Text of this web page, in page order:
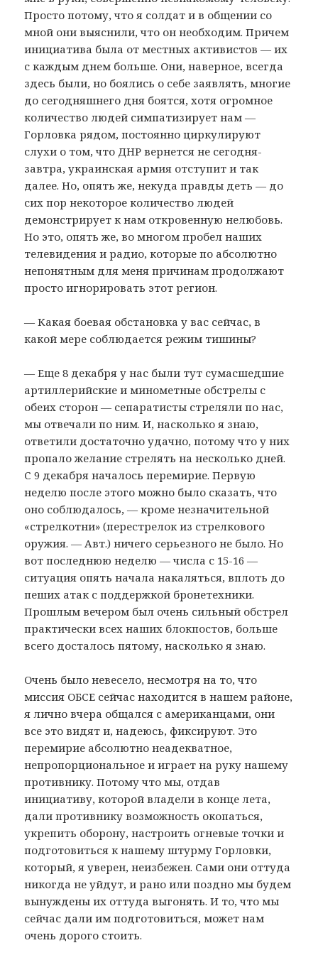
Просто потому, что я солдат и в общении со
мной они выяснили, что он необходим. Причем
инициатива была от местных активистов — их
с каждым днем больше. Они, наверное, всегда
здесь были, но боялись о себе заявлять, многие
до сегодняшнего дня боятся, хотя огромное
количество людей симпатизирует нам —
Горловка рядом, постоянно циркулируют
слухи о том, что ДНР вернется не сегодня-
завтра, украинская армия отступит и так
далее. Но, опять же, некуда правды деть — до
сих пор некоторое количество людей
демонстрирует к нам откровенную нелюбовь.
Но это, опять же, во многом пробел наших
телевидения и радио, которые по абсолютно
непонятным для меня причинам продолжают
просто игнорировать этот регион.
— Какая боевая обстановка у вас сейчас, в
какой мере соблюдается режим тишины?
— Еще 8 декабря у нас были тут сумасшедшие
артиллерийские и минометные обстрелы с
обеих сторон — сепаратисты стреляли по нас,
мы отвечали по ним. И, насколько я знаю,
ответили достаточно удачно, потому что у них
пропало желание стрелять на несколько дней.
С 9 декабря началось перемирие. Первую
неделю после этого можно было сказать, что
оно соблюдалось, — кроме незначительной
«стрелкотни» (перестрелок из стрелкового
оружия. — Авт.) ничего серьезного не было. Но
вот последнюю неделю — числа с 15-16 —
ситуация опять начала накаляться, вплоть до
пеших атак с поддержкой бронетехники.
Прошлым вечером был очень сильный обстрел
практически всех наших блокпостов, больше
всего досталось пятому, насколько я знаю.
Очень было невесело, несмотря на то, что
миссия ОБСЕ сейчас находится в нашем районе,
я лично вчера общался с американцами, они
все это видят и, надеюсь, фиксируют. Это
перемирие абсолютно неадекватное,
непропорциональное и играет на руку нашему
противнику. Потому что мы, отдав
инициативу, которой владели в конце лета,
дали противнику возможность окопаться,
укрепить оборону, настроить огневые точки и
подготовиться к нашему штурму Горловки,
который, я уверен, неизбежен. Сами они оттуда
никогда не уйдут, и рано или поздно мы будем
вынуждены их оттуда выгонять. И то, что мы
сейчас дали им подготовиться, может нам
очень дорого стоить.